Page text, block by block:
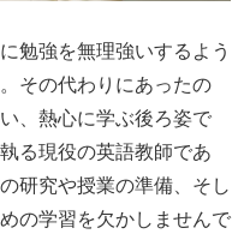
勉強を無理強いするよう
その代わりにあったの
、熱心に学ぶ後ろ姿で
る現役の英語教師であ
研究や授業の準備、そし
の学習を欠かしませんで